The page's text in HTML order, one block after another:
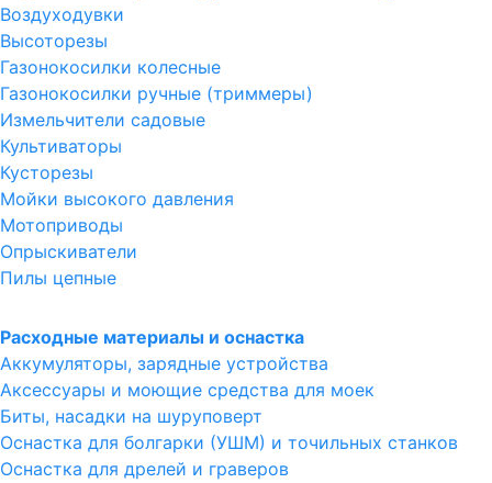
Воздуходувки
Высоторезы
Газонокосилки колесные
Газонокосилки ручные (триммеры)
Измельчители садовые
Культиваторы
Кусторезы
Мойки высокого давления
Мотоприводы
Опрыскиватели
Пилы цепные
Расходные материалы и оснастка
Аккумуляторы, зарядные устройства
Аксессуары и моющие средства для моек
Биты, насадки на шуруповерт
Оснастка для болгарки (УШМ) и точильных станков
Оснастка для дрелей и граверов